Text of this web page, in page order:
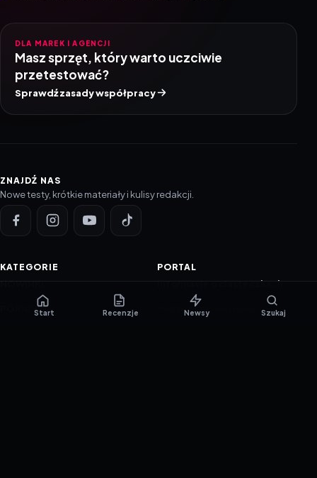
DLA MAREK I AGENCJI
Masz sprzęt, który warto uczciwie
przetestować?
Sprawdź zasady współpracy
ZNAJDŹ NAS
Nowe testy, krótkie materiały i kulisy redakcji.
KATEGORIE
NOWINKI
PORADNIKI
PORTAL
Informacje o ciasteczkach
Polityka prywatności
Start Recenzje Newsy Szukaj